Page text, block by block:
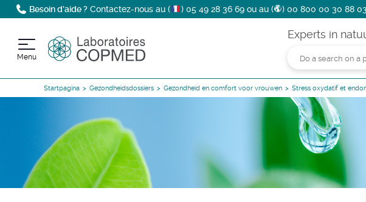
Besoin d’aide ? Contactez-nous au ( ) 05 49 28 36 69 ou au ( ) 00 800 00 30 88 03
Menu
Experts in
Startpagina Gezondheidsdossiers Gezondheid en comfort voor vrouwen Stress oxydatif et